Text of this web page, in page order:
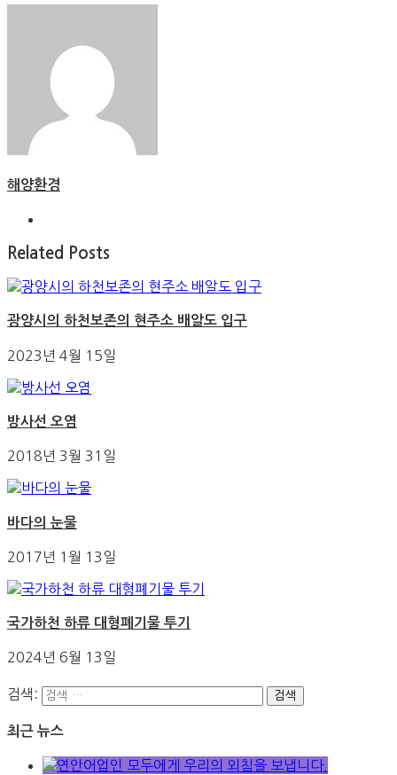
해양환경
Related Posts
광양시의 하천보존의 현주소 배알도 입구
2023년 4월 15일
방사선 오염
2018년 3월 31일
바다의 눈물
2017년 1월 13일
국가하천 하류 대형폐기물 투기
2024년 6월 13일
검색:
최근 뉴스